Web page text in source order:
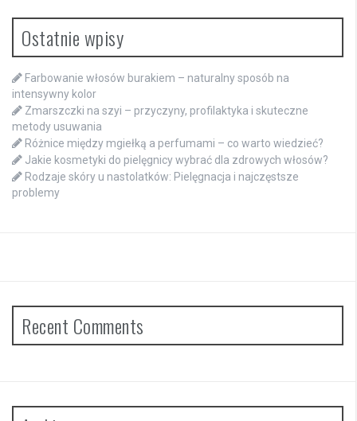
Ostatnie wpisy
Farbowanie włosów burakiem – naturalny sposób na
intensywny kolor
Zmarszczki na szyi – przyczyny, profilaktyka i skuteczne
metody usuwania
Różnice między mgiełką a perfumami – co warto wiedzieć?
Jakie kosmetyki do pielęgnicy wybrać dla zdrowych włosów?
Rodzaje skóry u nastolatków: Pielęgnacja i najczęstsze
problemy
Recent Comments